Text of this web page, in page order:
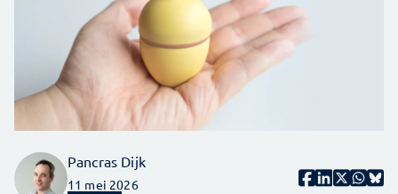
Pancras Dijk
11 mei 2026